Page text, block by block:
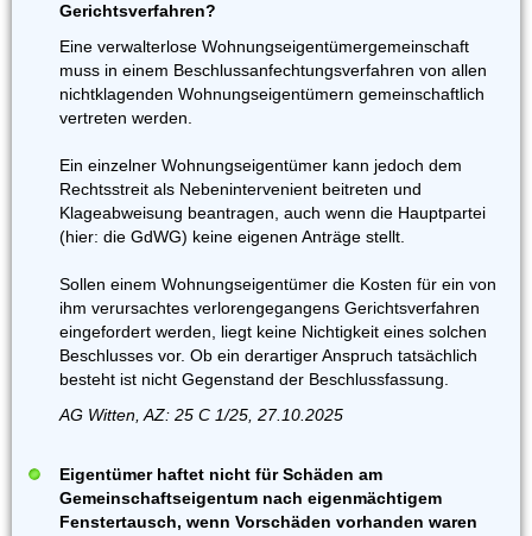
Gerichtsverfahren?
Eine verwalterlose Wohnungseigentümergemeinschaft
muss in einem Beschlussanfechtungsverfahren von allen
nichtklagenden Wohnungseigentümern gemeinschaftlich
vertreten werden.
Ein einzelner Wohnungseigentümer kann jedoch dem
Rechtsstreit als Nebenintervenient beitreten und
Klageabweisung beantragen, auch wenn die Hauptpartei
(hier: die GdWG) keine eigenen Anträge stellt.
Sollen einem Wohnungseigentümer die Kosten für ein von
ihm verursachtes verlorengegangens Gerichtsverfahren
eingefordert werden, liegt keine Nichtigkeit eines solchen
Beschlusses vor. Ob ein derartiger Anspruch tatsächlich
besteht ist nicht Gegenstand der Beschlussfassung.
AG Witten, AZ: 25 C 1/25, 27.10.2025
Eigentümer haftet nicht für Schäden am
Gemeinschaftseigentum nach eigenmächtigem
Fenstertausch, wenn Vorschäden vorhanden waren